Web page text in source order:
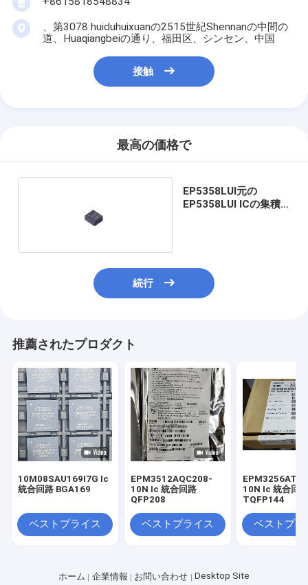
、第3078 huiduhuixuanの2515世紀Shennanの中間の
道、Huaqiangbeiの通り、福田区、シンセン、中国
接触
最高の価格で
EP5358LUI元の
EP5358LUI ICの集積
続行
推薦されたプロダクト
10M08SAU169I7G Ic
統合回路 BGA169
ベストプライス
EPM3512AQC208-
10N Ic 統合回路
QFP208
ベストプライス
10N Ic 統合回
TQFP144
ベストプラ
ホーム 企業情報 お問い合わせ Desktop Site